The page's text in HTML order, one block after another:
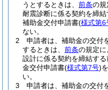
うとするときは、 前条の規
耐震診断に係る契約を締
補助金交付申請書(様式第6
ない。
2
申請者は、補助金の交付
するときは、 前条の規定
設計に係る契約を締結す
金交付申請書(様式第7号)
い。
3
申請者は、補助金の交付